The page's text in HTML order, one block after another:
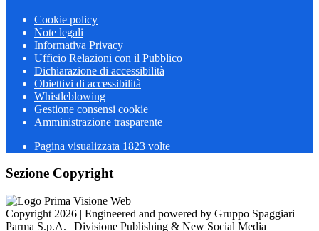
Cookie policy
Note legali
Informativa Privacy
Ufficio Relazioni con il Pubblico
Dichiarazione di accessibilità
Obiettivi di accessibilità
Whistleblowing
Gestione consensi cookie
Amministrazione trasparente
Pagina visualizzata 1823 volte
Sezione Copyright
Copyright 2026 | Engineered and powered by Gruppo Spaggiari
Parma S.p.A. | Divisione Publishing & New Social Media